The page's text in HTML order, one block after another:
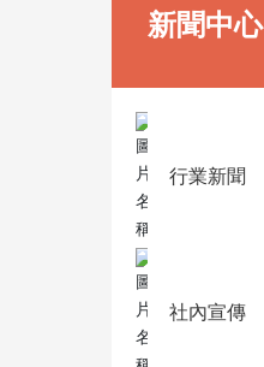
新聞中心
行業新聞
社內宣傳